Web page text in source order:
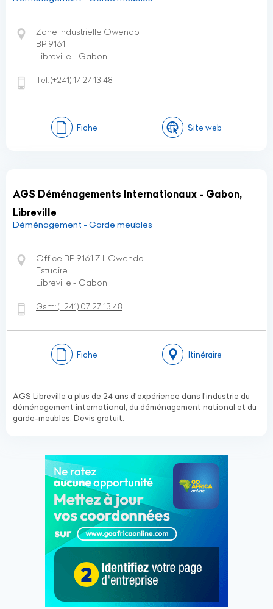
Zone industrielle Owendo
BP 9161
Libreville - Gabon
Tel:(+241) 17 27 13 48
Fiche Site web
AGS Déménagements Internationaux - Gabon,
Libreville
Déménagement - Garde meubles
Office BP 9161 Z.I. Owendo
Estuaire
Libreville - Gabon
Gsm:(+241) 07 27 13 48
Fiche Itinéraire
AGS Libreville a plus de 24 ans d'expérience dans l'industrie du
déménagement international, du déménagement national et du
garde-meubles. Devis gratuit.